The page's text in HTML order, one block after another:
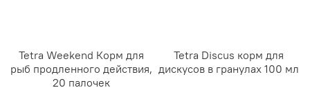
Tetra Weekend Корм для
рыб продленного действия,
20 палочек
Tetra Discus корм для
дискусов в гранулах 100 мл